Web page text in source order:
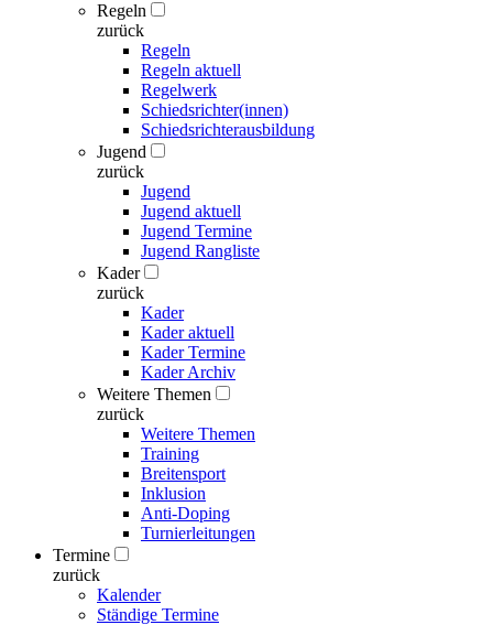
Regeln
zurück
Regeln
Regeln aktuell
Regelwerk
Schiedsrichter(innen)
Schiedsrichterausbildung
Jugend
zurück
Jugend
Jugend aktuell
Jugend Termine
Jugend Rangliste
Kader
zurück
Kader
Kader aktuell
Kader Termine
Kader Archiv
Weitere Themen
zurück
Weitere Themen
Training
Breitensport
Inklusion
Anti-Doping
Turnierleitungen
Termine
zurück
Kalender
Ständige Termine